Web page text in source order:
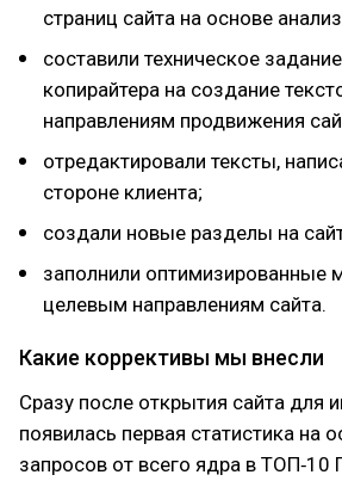
страниц сайта на основе
составили техническое
копирайтера на создание
направлениям продвижения
отредактировали тексты,
стороне клиента;
создали новые разделы на
заполнили оптимизированные
целевым направлениям сайта.
Какие коррективы мы внесли
Сразу после открытия сайта для
появилась первая статистика на
запросов от всего ядра в